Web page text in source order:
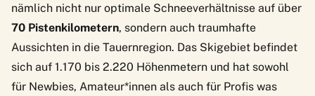
nämlich nicht nur optimale Schneeverhältnisse auf über
70 Pistenkilometern, sondern auch traumhafte
Aussichten in die Tauernregion. Das Skigebiet befindet
sich auf 1.170 bis 2.220 Höhenmetern und hat sowohl
für Newbies, Amateur*innen als auch für Profis was